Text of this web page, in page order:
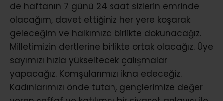
de haftanın 7 günü 24 saat sizlerin emrinde
olacağım, davet ettiğiniz her yere koşarak
geleceğim ve halkımıza birlikte dokunacağız.
Milletimizin dertlerine birlikte ortak olacağız. Üye
sayımızı hızla yükseltecek çalışmalar
yapacağız. Komşularımızı ikna edeceğiz.
Kadınlarımızı önde tutan, gençlerimize değer